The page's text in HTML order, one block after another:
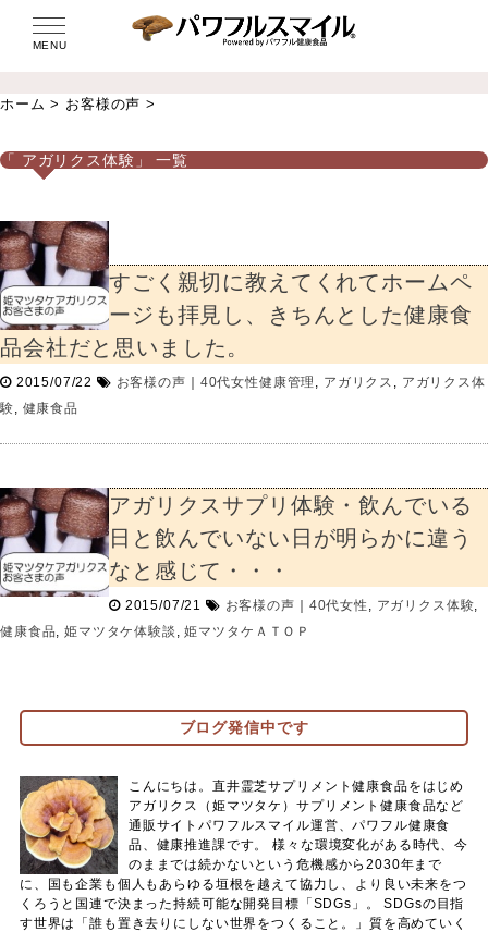
ホーム > お客様の声 >
「 アガリクス体験」 一覧
すごく親切に教えてくれてホームペ
ージも拝見し、きちんとした健康食
品会社だと思いました。
2015/07/22 お客様の声 40代女性健康管理 , アガリクス , アガリクス体
験, 健康食品
アガリクスサプリ体験・飲んでいる
日と飲んでいない日が明らかに違う
なと感じて・・・
2015/07/21 お客様の声 40代女性 , アガリクス体験,
健康食品,姫マツタケ体験談 ,姫マツタケＡＴＯＰ
ブログ発信中です
こんにちは。直井霊芝サプリメント健康食品をはじめ
アガリクス（姫マツタケ）サプリメント健康食品など
通販サイトパワフルスマイル運営、パワフル健康食
品、健康推進課です。 様々な環境変化がある時代、今
のままでは続かないという危機感から2030年まで
に、国も企業も個人もあらゆる垣根を越えて協力し、より良い未来をつ
くろうと国連で決まった持続可能な開発目標「SDGs」。 SDGsの目指
す世界は「誰も置き去りにしない世界をつくること。」質を高めていく